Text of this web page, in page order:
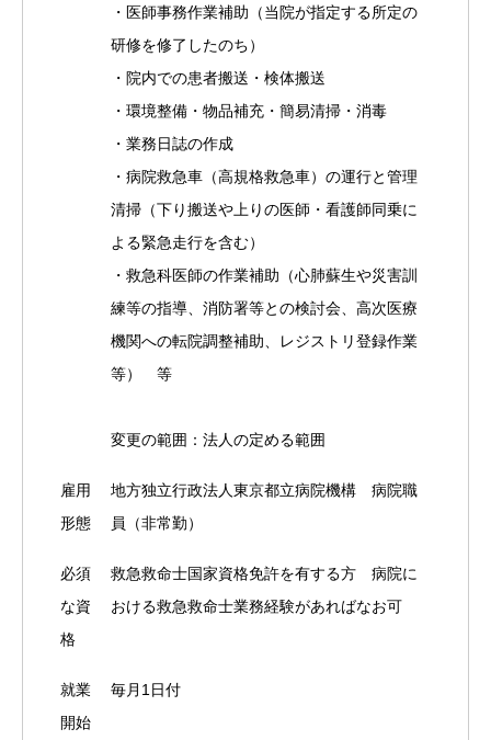
・医師事務作業補助（当院が指定する所定の
研修を修了したのち）
・院内での患者搬送・検体搬送
・環境整備・物品補充・簡易清掃・消毒
・業務日誌の作成
・病院救急車（高規格救急車）の運行と管理
清掃（下り搬送や上りの医師・看護師同乗に
よる緊急走行を含む）
・救急科医師の作業補助（心肺蘇生や災害訓
練等の指導、消防署等との検討会、高次医療
機関への転院調整補助、レジストリ登録作業
等） 等
変更の範囲：法人の定める範囲
雇用
形態
地方独立行政法人東京都立病院機構 病院職
員（非常勤）
必須
な資
格
救急救命士国家資格免許を有する方 病院に
おける救急救命士業務経験があればなお可
就業
開始
毎月1日付